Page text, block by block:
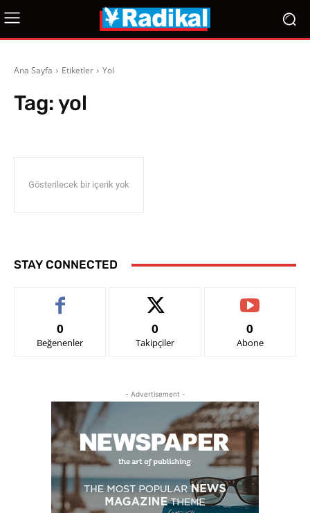
Ana Sayfa Etiketler Yol
Tag: yol
Gösterilecek bir içerik yok
STAY CONNECTED
0
Beğenenler
0
Takipçiler
0
Abone
- Advertisement -